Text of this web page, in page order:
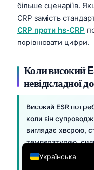
більше сценаріїв.
CRP замість
CRP проти hs-CRP
порівнювати цифри.
Коли високий
невідкладної
Високий ESR
коли він
виглядає хворою,
температурою,
утрудненим
сплутаністю,
Українська
English
Deutsch
العربية
עִבְרִית
Español
Português
Ελληνικά